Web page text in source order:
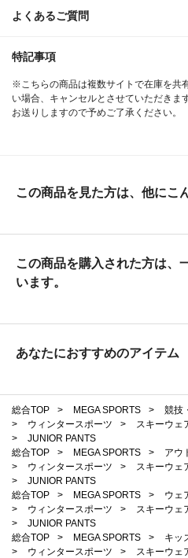
よくあるご質問
特記事項
※こちらの商品は複数サイトで在庫を共
い場合、キャンセルとさせていただきま
お送りしますので予めご了承ください。
この商品を見た方は、他にこ
この商品を購入された方は、
います。
あなたにおすすめのアイテム
総合TOP > MEGA SPORTS >
競技
>
ウィンタースポーツ > スキーウェ
>
JUNIOR PANTS
総合TOP
> MEGA SPORTS >
アウ
>
ウィンタースポーツ > スキーウェ
>
JUNIOR PANTS
総合TOP
> MEGA SPORTS >
ウェ
>
ウィンタースポーツ > スキーウェ
>
JUNIOR PANTS
総合TOP
> MEGA SPORTS >
キッ
>
ウィンタースポーツ > スキーウェ